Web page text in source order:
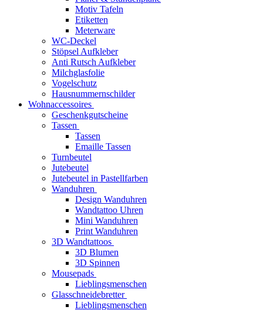
Motiv Tafeln
Etiketten
Meterware
WC-Deckel
Stöpsel Aufkleber
Anti Rutsch Aufkleber
Milchglasfolie
Vogelschutz
Hausnummernschilder
Wohnaccessoires
Geschenkgutscheine
Tassen
Tassen
Emaille Tassen
Turnbeutel
Jutebeutel
Jutebeutel in Pastellfarben
Wanduhren
Design Wanduhren
Wandtattoo Uhren
Mini Wanduhren
Print Wanduhren
3D Wandtattoos
3D Blumen
3D Spinnen
Mousepads
Lieblingsmenschen
Glasschneidebretter
Lieblingsmenschen